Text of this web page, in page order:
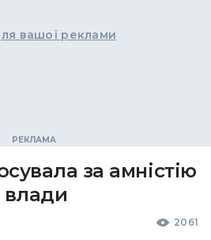
вашої реклами
за амністію
влади
2061